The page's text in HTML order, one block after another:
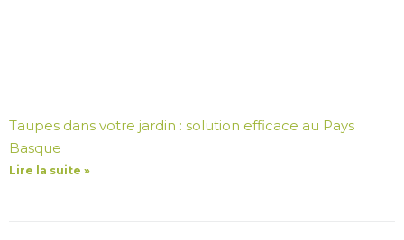
Taupes dans votre jardin : solution efficace au Pays
Basque
Lire la suite »